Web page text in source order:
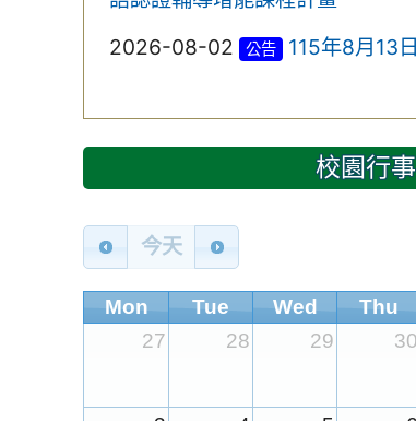
2026-08-02 公告
115年8月13
校園行
今天
Mon Tue Wed Thu
27
28 29 30